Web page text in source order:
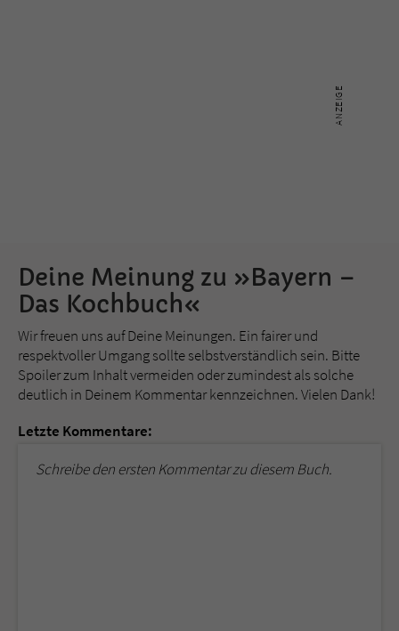
Deine Meinung zu »Bayern –
Das Kochbuch«
Wir freuen uns auf Deine Meinungen. Ein fairer und
respektvoller Umgang sollte selbstverständlich sein. Bitte
Spoiler zum Inhalt vermeiden oder zumindest als solche
deutlich in Deinem Kommentar kennzeichnen. Vielen Dank!
Letzte Kommentare:
Schreibe den ersten Kommentar zu diesem Buch.